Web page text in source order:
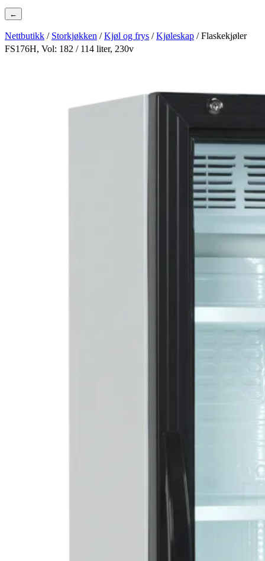
←
Nettbutikk / Storkjøkken /Kjøl og frys /Kjøleskap / Flaskekjøler
FS176H, Vol: 182 / 114 liter, 230v